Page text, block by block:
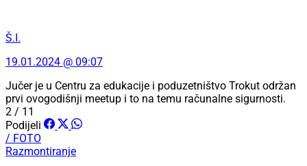
Š.I.
19.01.2024 @ 09:07
Jučer je u Centru za edukacije i poduzetništvo Trokut održan
prvi ovogodišnji meetup i to na temu računalne sigurnosti.
2 / 11
Podijeli
/ FOTO
Razmontiranje